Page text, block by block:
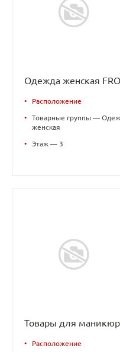
Одежда женская
• Расположение
•
Товарные группы —
женская
• Этаж — 3
Товары для
• Расположение